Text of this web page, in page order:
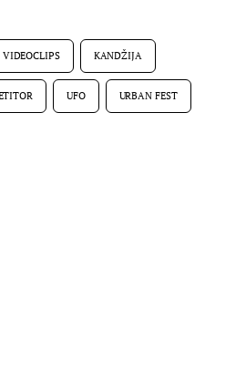
KANDŽIJA
UFO URBAN FEST